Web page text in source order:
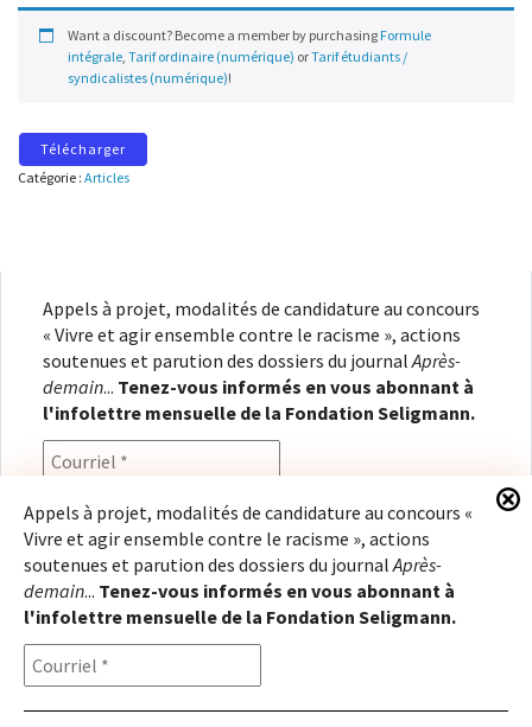
Want a discount? Become a member by purchasing Formule
intégrale, Tarif ordinaire (numérique) orTarif étudiants /
syndicalistes (numérique)!
Télécharger
Catégorie : Articles
Appels à projet, modalités de candidature au concours
« Vivre et agir ensemble contre le racisme », actions
soutenues et parution des dossiers du journal Après-
demain... Tenez-vous informés en vous abonnant à
l'infolettre mensuelle de la Fondation Seligmann.
En renseignant votre adresse électronique, vous
consentez à recevoir l'infolettre de la Fondation
Seligmann, conformément à notrepolitique de
confidentialité. Il vous sera possible de vous
désabonner à tout moment.
Appels à projet, modalités de candidature au concours «
Vivre et agir ensemble contre le racisme », actions
soutenues et parution des dossiers du journalAprès-
demain... Tenez-vous informés en vous abonnant à
l'infolettre mensuelle de la Fondation Seligmann.